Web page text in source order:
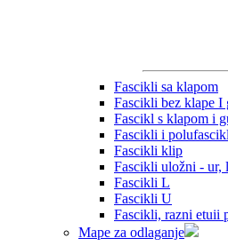
Fascikli sa klapom
Fascikli bez klape I
Fascikl s klapom i
Fascikli i
Fascikli klip
Fascikli uložni - ur,
Fascikli L
Fascikli U
Fascikli, razni etuii
Mape za odlaganje